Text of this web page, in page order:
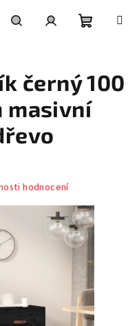
košík
černý 100
masivní
hodnocení